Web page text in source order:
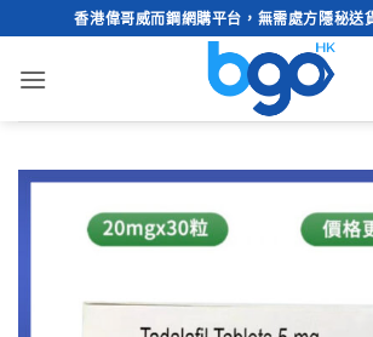
to
content
香港偉哥威而鋼網購平台，無需處方隱秘送